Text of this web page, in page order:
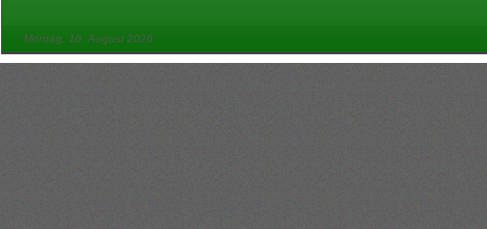
Montag, 10. August 2026